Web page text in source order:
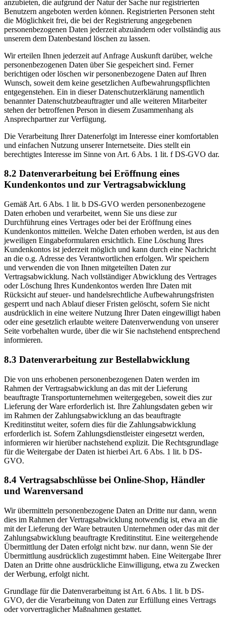
anzubieten, die aufgrund der Natur der Sache nur registrierten
Benutzern angeboten werden können. Registrierten Personen steht
die Möglichkeit frei, die bei der Registrierung angegebenen
personenbezogenen Daten jederzeit abzuändern oder vollständig aus
unserem dem Datenbestand löschen zu lassen.
Wir erteilen Ihnen jederzeit auf Anfrage Auskunft darüber, welche
personenbezogenen Daten über Sie gespeichert sind. Ferner
berichtigen oder löschen wir personenbezogene Daten auf Ihren
Wunsch, soweit dem keine gesetzlichen Aufbewahrungspflichten
entgegenstehen. Ein in dieser Datenschutzerklärung namentlich
benannter Datenschutzbeauftragter und alle weiteren Mitarbeiter
stehen der betroffenen Person in diesem Zusammenhang als
Ansprechpartner zur Verfügung.
Die Verarbeitung Ihrer Datenerfolgt im Interesse einer komfortablen
und einfachen Nutzung unserer Internetseite. Dies stellt ein
berechtigtes Interesse im Sinne von Art. 6 Abs. 1 lit. f DS-GVO dar.
8.2 Datenverarbeitung bei Eröffnung eines
Kundenkontos und zur Vertragsabwicklung
Gemäß Art. 6 Abs. 1 lit. b DS-GVO werden personenbezogene
Daten erhoben und verarbeitet, wenn Sie uns diese zur
Durchführung eines Vertrages oder bei der Eröffnung eines
Kundenkontos mitteilen. Welche Daten erhoben werden, ist aus den
jeweiligen Eingabeformularen ersichtlich. Eine Löschung Ihres
Kundenkontos ist jederzeit möglich und kann durch eine Nachricht
an die o.g. Adresse des Verantwortlichen erfolgen. Wir speichern
und verwenden die von Ihnen mitgeteilten Daten zur
Vertragsabwicklung. Nach vollständiger Abwicklung des Vertrages
oder Löschung Ihres Kundenkontos werden Ihre Daten mit
Rücksicht auf steuer- und handelsrechtliche Aufbewahrungsfristen
gesperrt und nach Ablauf dieser Fristen gelöscht, sofern Sie nicht
ausdrücklich in eine weitere Nutzung Ihrer Daten eingewilligt haben
oder eine gesetzlich erlaubte weitere Datenverwendung von unserer
Seite vorbehalten wurde, über die wir Sie nachstehend entsprechend
informieren.
8.3 Datenverarbeitung zur Bestellabwicklung
Die von uns erhobenen personenbezogenen Daten werden im
Rahmen der Vertragsabwicklung an das mit der Lieferung
beauftragte Transportunternehmen weitergegeben, soweit dies zur
Lieferung der Ware erforderlich ist. Ihre Zahlungsdaten geben wir
im Rahmen der Zahlungsabwicklung an das beauftragte
Kreditinstitut weiter, sofern dies für die Zahlungsabwicklung
erforderlich ist. Sofern Zahlungsdienstleister eingesetzt werden,
informieren wir hierüber nachstehend explizit. Die Rechtsgrundlage
für die Weitergabe der Daten ist hierbei Art. 6 Abs. 1 lit. b DS-
GVO.
8.4 Vertragsabschlüsse bei Online-Shop, Händler
und Warenversand
Wir übermitteln personenbezogene Daten an Dritte nur dann, wenn
dies im Rahmen der Vertragsabwicklung notwendig ist, etwa an die
mit der Lieferung der Ware betrauten Unternehmen oder das mit der
Zahlungsabwicklung beauftragte Kreditinstitut. Eine weitergehende
Übermittlung der Daten erfolgt nicht bzw. nur dann, wenn Sie der
Übermittlung ausdrücklich zugestimmt haben. Eine Weitergabe Ihrer
Daten an Dritte ohne ausdrückliche Einwilligung, etwa zu Zwecken
der Werbung, erfolgt nicht.
Grundlage für die Datenverarbeitung ist Art. 6 Abs. 1 lit. b DS-
GVO, der die Verarbeitung von Daten zur Erfüllung eines Vertrags
oder vorvertraglicher Maßnahmen gestattet.